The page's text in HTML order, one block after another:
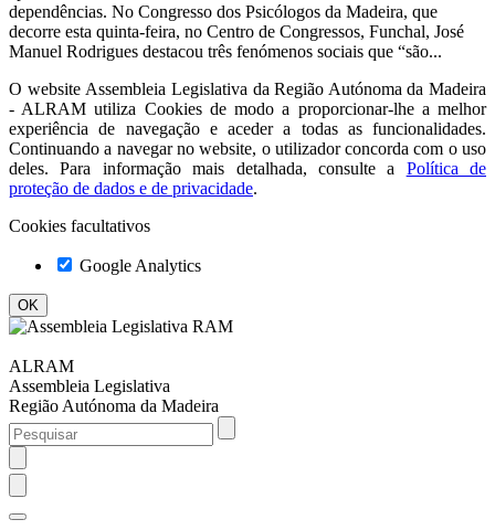
dependências. No Congresso dos Psicólogos da Madeira, que
decorre esta quinta-feira, no Centro de Congressos, Funchal, José
Manuel Rodrigues destacou três fenómenos sociais que “são...
O website Assembleia Legislativa da Região Autónoma da Madeira
- ALRAM utiliza Cookies de modo a proporcionar-lhe a melhor
experiência de navegação e aceder a todas as funcionalidades.
Continuando a navegar no website, o utilizador concorda com o uso
deles. Para informação mais detalhada, consulte a
Política de
proteção de dados e de privacidade.
Cookies facultativos
Google Analytics
ALRAM
Assembleia Legislativa
Região Autónoma da Madeira